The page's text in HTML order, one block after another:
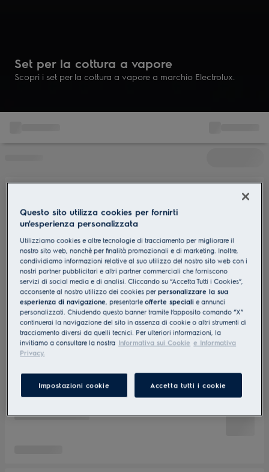
Set per la cottura a vapore
Scopri i set per la cottura a vapore a marchio Electrolux.
Questo sito utilizza cookies per fornirti
un'esperienza personalizzata
Utilizziamo cookies e altre tecnologie di tracciamento per migliorare il
nostro sito web, nonchè per finalità promozionali e di marketing. Inoltre,
condividiamo informazioni relative al suo utilizzo del nostro sito web con i
nostri partner pubblicitari e altri partner commerciali che forniscono
servizi di social media e di analisi. Cliccando su “Accetta Tutti i Cookies”,
acconsente al nostro utilizzo dei cookies perpersonalizzare la sua
esperienza di navigazione, presentarleofferte speciali e annunci
personalizzati. Chiudendo questo banner tramite l’apposito comando “X”
continuerai la navigazione del sito in assenza di cookie o altri strumenti di
tracciamento diversi da quelli tecnici. Per ulteriori informazioni, la
invitiamo a consultare la nostra Informativa sui Cookie e Informativa
Privacy.
Impostazioni cookie Accetta tutti i cookie